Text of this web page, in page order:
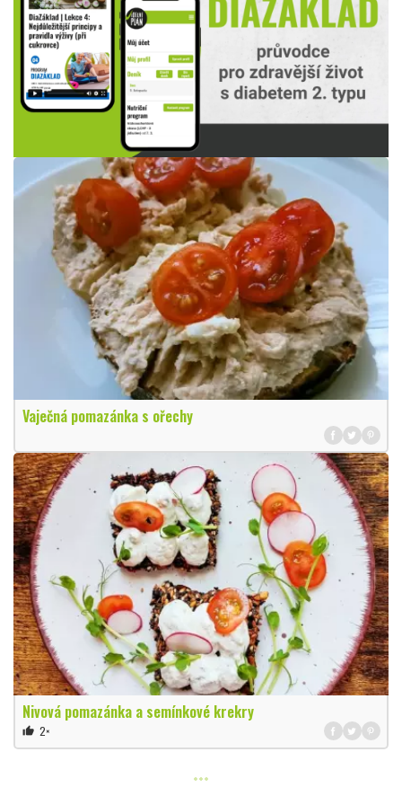
Vaječná pomazánka s ořechy
Nivová pomazánka a semínkové krekry
thumb_up 2×